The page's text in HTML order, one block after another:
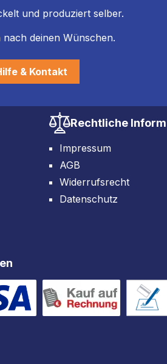
und produziert selber.
deinen Wünschen.
& Kontakt
Rechtliche
Impressum
AGB
Widerrufsrecht
Datenschutz